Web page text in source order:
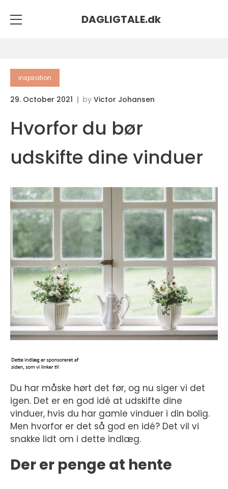
DAGLIGTALE.dk
inspiration
29. October 2021 by Victor Johansen
Hvorfor du bør
udskifte dine vinduer
Du har måske hørt det før, og nu siger vi det
igen. Det er en god idé at udskifte dine
vinduer, hvis du har gamle vinduer i din bolig.
Men hvorfor er det så god en idé? Det vil vi
snakke lidt om i dette indlæg.
Der er penge at hente